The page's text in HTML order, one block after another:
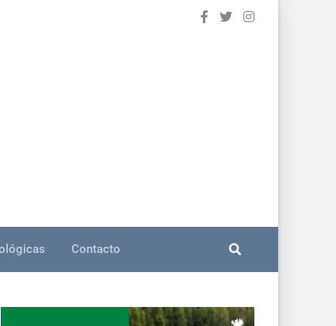
Contacto